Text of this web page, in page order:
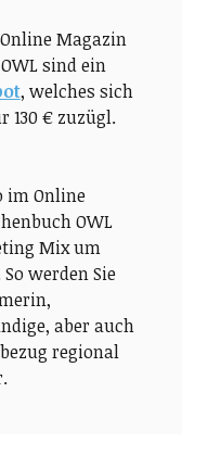
Magazin
sind ein
, welches sich
130 € zuzügl.
im Online
OWL
Mix um
werden Sie
aber auch
regional